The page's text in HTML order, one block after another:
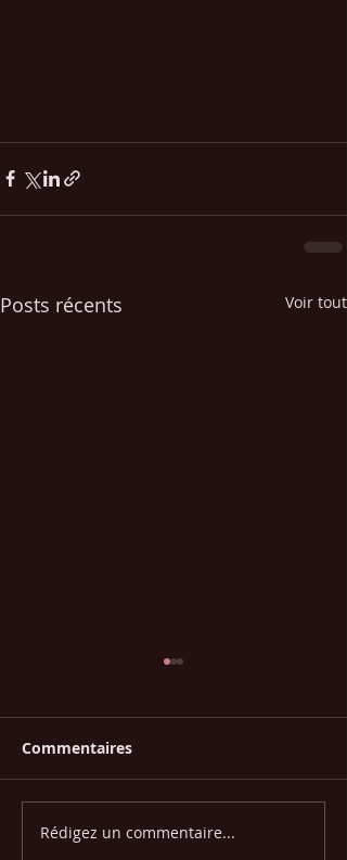
Posts récents Voir tout
La Corrida des Digues,
Commentaires
Rédigez un commentaire...